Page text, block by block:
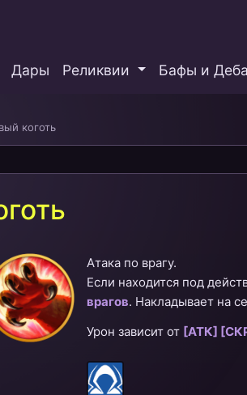
Дары Реликвии Бафы и
коготь
Атака по врагу.
Если находится под
врагов. Накладывает на
Урон зависит от [АТК]